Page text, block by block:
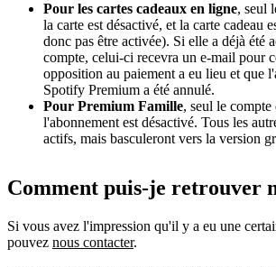
Pour les cartes cadeaux en ligne, seul
la carte est désactivé, et la carte cadeau
donc pas être activée). Si elle a déjà été
compte, celui-ci recevra un e-mail pour
opposition au paiement a eu lieu et que
Spotify Premium a été annulé.
Pour Premium Famille, seul le
l'abonnement est désactivé. Tous les
actifs, mais basculeront vers la version
Comment puis-je retrouver
Si vous avez l'impression qu'il y a eu une
pouvez nous contacter.